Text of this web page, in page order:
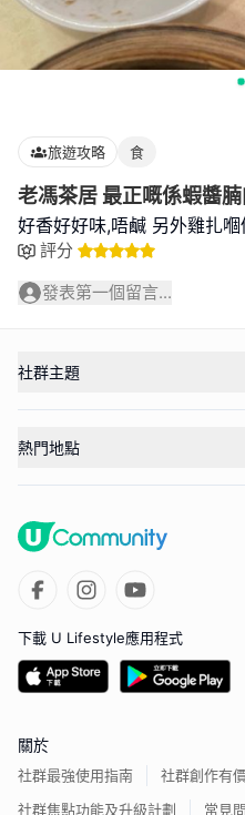
旅遊攻略 食
老馮茶居 最正嘅係蝦醬
好香好好味,唔鹹 另外雞扎
評分
發表第一個留言...
社群主題
熱門地點
下載 U Lifestyle應用程式
關於
社群最強使用指南
社群創作有
社群焦點功能及升級計劃
常見